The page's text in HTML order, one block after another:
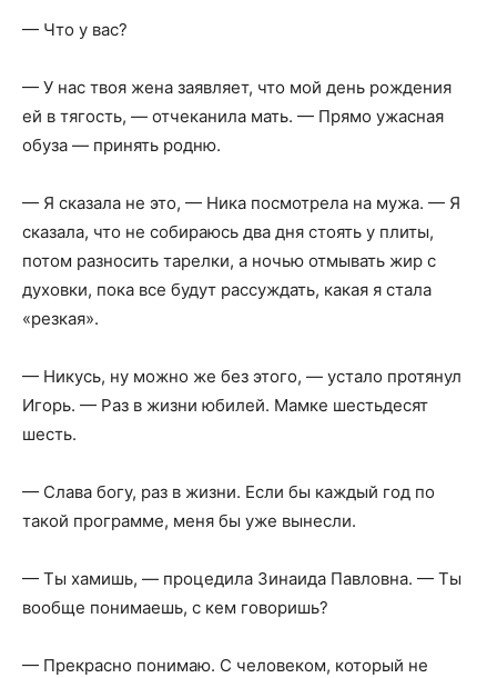
— Что у вас?
— У нас твоя жена заявляет, что мой день рождения
ей в тягость, — отчеканила мать. — Прямо ужасная
обуза — принять родню.
— Я сказала не это, — Ника посмотрела на мужа. — Я
сказала, что не собираюсь два дня стоять у плиты,
потом разносить тарелки, а ночью отмывать жир с
духовки, пока все будут рассуждать, какая я стала
«резкая».
— Никусь, ну можно же без этого, — устало протянул
Игорь. — Раз в жизни юбилей. Мамке шестьдесят
шесть.
— Слава богу, раз в жизни. Если бы каждый год по
такой программе, меня бы уже вынесли.
— Ты хамишь, — процедила Зинаида Павловна. — Ты
вообще понимаешь, с кем говоришь?
— Прекрасно понимаю. С человеком, который не